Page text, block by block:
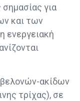
σημασίας για
και των
ενεργειακή
ακίδων
τρίχας), σε